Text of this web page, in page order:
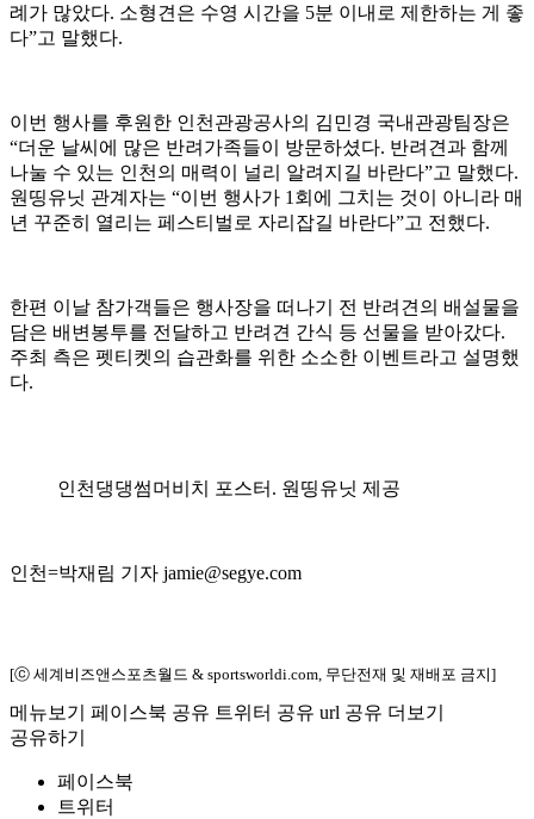
례가 많았다. 소형견은 수영 시간을 5분 이내로 제한하는 게 좋
다”고 말했다.
이번 행사를 후원한 인천관광공사의 김민경 국내관광팀장은
“더운 날씨에 많은 반려가족들이 방문하셨다. 반려견과 함께
나눌 수 있는 인천의 매력이 널리 알려지길 바란다”고 말했다.
원띵유닛 관계자는 “이번 행사가 1회에 그치는 것이 아니라 매
년 꾸준히 열리는 페스티벌로 자리잡길 바란다”고 전했다.
한편 이날 참가객들은 행사장을 떠나기 전 반려견의 배설물을
담은 배변봉투를 전달하고 반려견 간식 등 선물을 받아갔다.
주최 측은 펫티켓의 습관화를 위한 소소한 이벤트라고 설명했
다.
인천댕댕썸머비치 포스터. 원띵유닛 제공
인천=박재림 기자 jamie@segye.com
[ⓒ 세계비즈앤스포츠월드 & sportsworldi.com, 무단전재 및 재배포 금지]
메뉴보기 페이스북 공유 트위터 공유 url 공유 더보기
공유하기
페이스북
트위터